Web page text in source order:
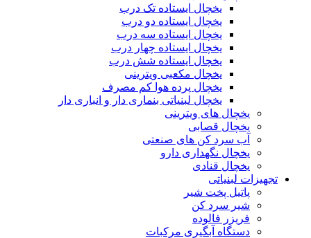
یخچال ایستاده تک درب
یخچال ایستاده دو درب
یخچال ایستاده سه درب
یخچال ایستاده چهار درب
یخچال ایستاده شش درب
یخچال مکعبی ویترینی
یخچال پرده هوا کم مصرف
یخچال لبنیاتی بنماری دار و انباری دار
یخچال های ویترینی
یخچال قصابی
آب سرد کن های صنعتی
یخچال نگهداری دارو
یخچال قنادی
تجهیزات لبنیاتی
پاتیل پخت شیر
شیر سرد کن
فریزر فالوده
دستگاه آبگیری مرکبات